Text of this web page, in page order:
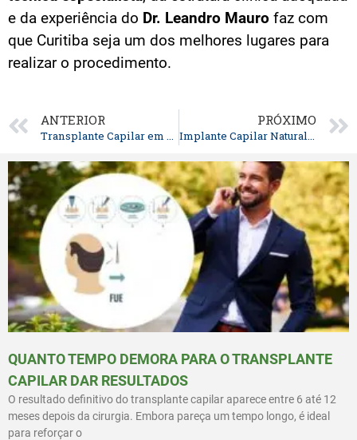
e da experiência do Dr. Leandro Mauro faz com
que Curitiba seja um dos melhores lugares para
realizar o procedimento.
ANTERIOR
Transplante Capilar em Curitiba: Como a Técnica Especialista Garante Resultados Naturais
PRÓXIMO
Implante Capilar Natural em Curitiba: O Processo Completo com o Dr. Leandro Mauro
QUANTO TEMPO DEMORA PARA O TRANSPLANTE
CAPILAR DAR RESULTADOS
O resultado definitivo do transplante capilar aparece entre 6 até 12
meses depois da cirurgia. Embora pareça um tempo longo, é ideal
para reforçar o